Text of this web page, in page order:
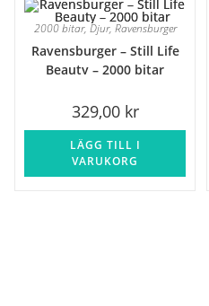
2000 bitar, Djur, Ravensburger
Ravensburger – Still Life
Beauty – 2000 bitar
329,00 kr
LÄGG TILL I
VARUKORG